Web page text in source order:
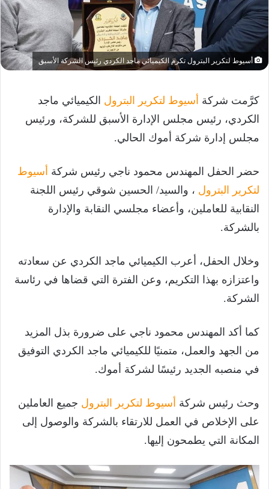
أسيوط لتكرير البترول تكرم الكيميائي ماجد الكردي رئيس الشركة الأسبق
كرَّمت شركة أسيوط لتكرير البترول الكيميائي ماجد
الكردي، رئيس مجلس الإدارة الأسبق للشركة، ورئيس
مجلس إدارة شركة أموك الحالي.
حضر الحفل المهندس محمود ناجي رئيس شركة أسيوط
لتكرير البترول ، والسيد/ الحسين شوقي رئيس اللجنة
النقابية للعاملين، وأعضاء مجلسي النقابة والإدارة
بالشركة.
وخلال الحفل، أعرب الكيميائي ماجد الكردي عن سعادته
واعتزازه بهذا التكريم، وعن الفترة التي قضاها في رئاسة
الشركة.
كما أكد المهندس محمود ناجي على ضرورة بذل المزيد
من الجهد والعمل، متمنيًا للكيميائي ماجد الكردي التوفيق
في منصبه الجديد رئيسًا لشركة أموك.
وحث رئيس شركة أسيوط لتكرير البترول جميع العاملين
على الإخلاص في العمل للارتقاء بالشركة والوصول إلى
المكانة التي يطمحون إليها.